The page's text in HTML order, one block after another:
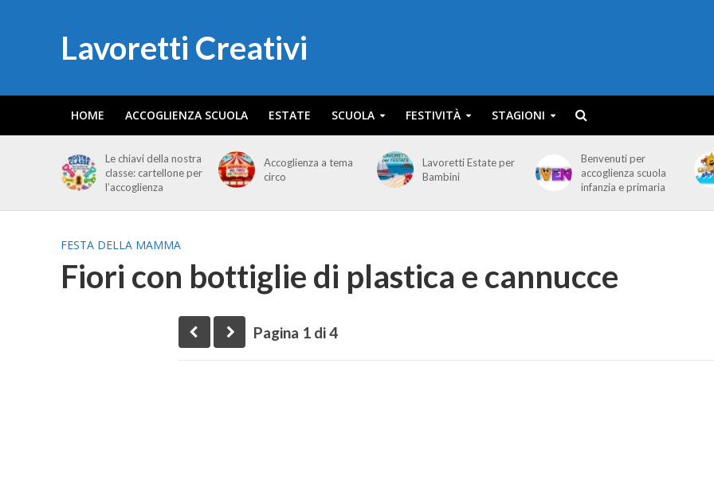
Lavoretti Creativi
HOME ACCOGLIENZA SCUOLA ESTATE SCUOLA FESTIVITÀ STAGIONI
Le chiavi della nostra
classe: cartellone per
l’accoglienza
Accoglienza a tema
circo
Lavoretti Estate per
Bambini
Benvenuti per
accoglienza scuola
infanzia e primaria
FESTA DELLA MAMMA
Fiori con bottiglie di plastica e cannucce
Pagina 1 di 4